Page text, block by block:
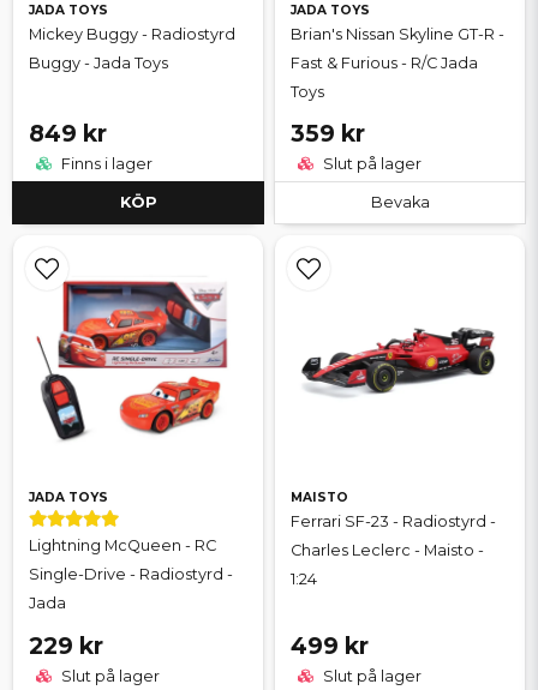
JADA TOYS
Mickey Buggy - Radiostyrd
Buggy - Jada Toys
849 kr
Finns i lager
KÖP
JADA TOYS
Brian's Nissan Skyline GT-R -
Fast & Furious - R/C Jada
Toys
359 kr
Slut på lager
Bevaka
JADA TOYS
Lightning McQueen - RC
Single-Drive - Radiostyrd -
Jada
229 kr
Slut på lager
MAISTO
Ferrari SF-23 - Radiostyrd -
Charles Leclerc - Maisto -
1:24
499 kr
Slut på lager